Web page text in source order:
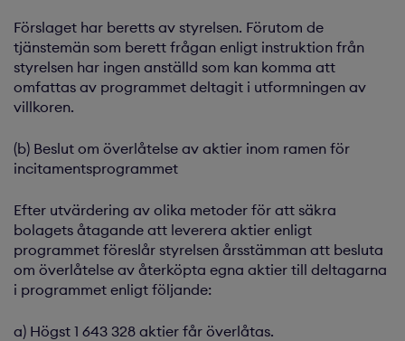
Förslaget har beretts av styrelsen. Förutom de
tjänstemän som berett frågan enligt instruktion från
styrelsen har ingen anställd som kan komma att
omfattas av programmet deltagit i utformningen av
villkoren.
(b) Beslut om överlåtelse av aktier inom ramen för
incitamentsprogrammet
Efter utvärdering av olika metoder för att säkra
bolagets åtagande att leverera aktier enligt
programmet föreslår styrelsen årsstämman att besluta
om överlåtelse av återköpta egna aktier till deltagarna
i programmet enligt följande:
a) Högst 1 643 328 aktier får överlåtas.